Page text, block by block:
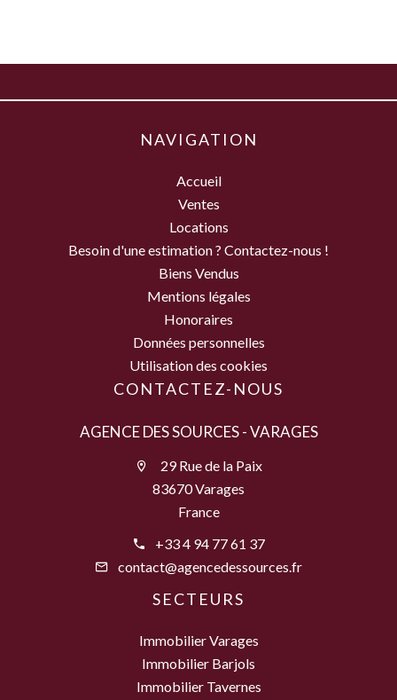
NAVIGATION
Accueil
Ventes
Locations
Besoin d'une estimation ? Contactez-nous !
Biens Vendus
Mentions légales
Honoraires
Données personnelles
Utilisation des cookies
CONTACTEZ-NOUS
AGENCE DES SOURCES - VARAGES
29 Rue de la Paix
83670 Varages
France
+33 4 94 77 61 37
contact@agencedessources.fr
SECTEURS
Immobilier Varages
Immobilier Barjols
Immobilier Tavernes